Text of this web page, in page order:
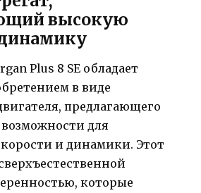
высокую
Plus 8 SE обладает
в виде
предлагающего
для
и динамики. Этот
которые